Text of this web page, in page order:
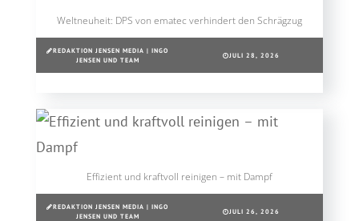
Weltneuheit: DPS von ematec verhindert den Schrägzug
REDAKTION JENSEN MEDIA | INGO
JENSEN UND TEAM
JULI 28, 2026
Effizient und kraftvoll reinigen – mit Dampf
REDAKTION JENSEN MEDIA | INGO
JENSEN UND TEAM
JULI 26, 2026